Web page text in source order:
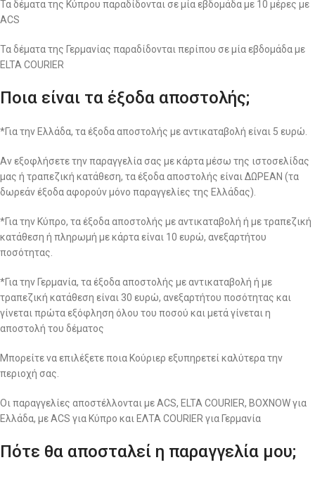
Τα δέματα της Κύπρου παραδίδονται σε μία εβδομάδα με 10 μέρες με
ACS
Τα δέματα της Γερμανίας παραδίδονται περίπου σε μία εβδομάδα με
ELTA COURIER
Ποια είναι τα έξοδα αποστολής;
*Για την Ελλάδα, τα έξοδα αποστολής με αντικαταβολή είναι 5 ευρώ.
Αν εξοφλήσετε την παραγγελία σας με κάρτα μέσω της ιστοσελίδας
μας ή τραπεζική κατάθεση, τα έξοδα αποστολής είναι ΔΩΡΕΑΝ (τα
δωρεάν έξοδα αφορούν μόνο παραγγελίες της Ελλάδας).
*Για την Κύπρο, τα έξοδα αποστολής με αντικαταβολή ή με τραπεζική
κατάθεση ή πληρωμή με κάρτα είναι 10 ευρώ, ανεξαρτήτου
ποσότητας.
*Για την Γερμανία, τα έξοδα αποστολής με αντικαταβολή ή με
τραπεζική κατάθεση είναι 30 ευρώ, ανεξαρτήτου ποσότητας και
γίνεται πρώτα εξόφληση όλου του ποσού και μετά γίνεται η
αποστολή του δέματος
Μπορείτε να επιλέξετε ποια Κούριερ εξυπηρετεί καλύτερα την
περιοχή σας.
Οι παραγγελίες αποστέλλονται με ACS, ELTA COURIER, BOXNOW για
Ελλάδα, με ACS για Κύπρο και ΕΛΤΑ COURIER για Γερμανία
Πότε θα αποσταλεί η παραγγελία μου;